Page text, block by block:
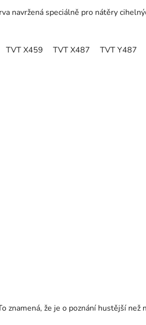
navržená speciálně pro nátěry
TVT X459 TVT X487 TVT Y487
znamená, že je o poznání hustější